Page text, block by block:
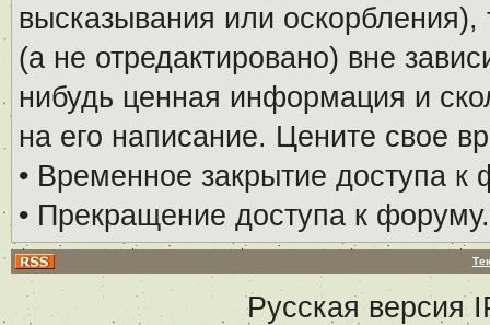
высказывания или
(а не отредактировано) вне
нибудь ценная информация и
на его написание. Цените свое
• Временное закрытие доступа к
• Прекращение доступа к форуму.
Русская версия